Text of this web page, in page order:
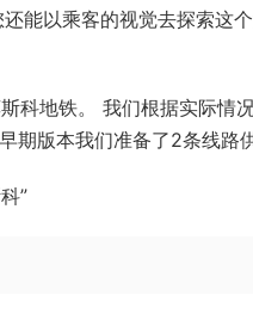
能以乘客的视觉去探索这
科地铁。 我们根据实际情
期版本我们准备了2条线路
”